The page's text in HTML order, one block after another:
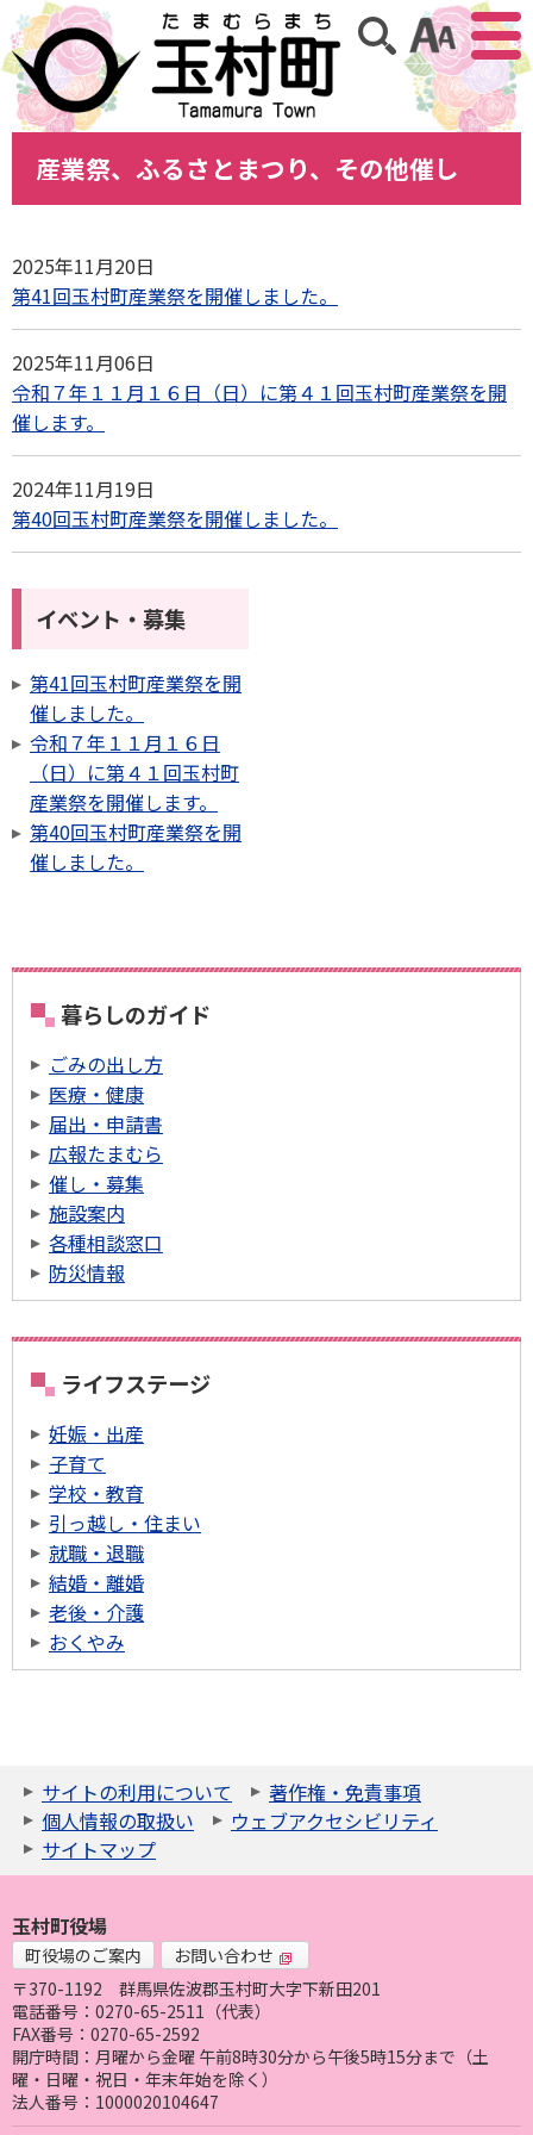
アクセ
サイト内検索
産業祭、ふるさとまつり、その他催し
2025年11月20日
第41回玉村町産業祭を開催しました。
2025年11月06日
令和７年１１月１６日（日）に第４１回玉村町産業祭を開
催します。
2024年11月19日
第40回玉村町産業祭を開催しました。
イベント・募集
第41回玉村町産業祭を開
催しました。
令和７年１１月１６日
（日）に第４１回玉村町
産業祭を開催します。
第40回玉村町産業祭を開
催しました。
暮らしのガイド
ごみの出し方
医療・健康
届出・申請書
広報たまむら
催し・募集
施設案内
各種相談窓口
防災情報
ライフステージ
妊娠・出産
子育て
学校・教育
引っ越し・住まい
就職・退職
結婚・離婚
老後・介護
おくやみ
サイトの利用について
著作権・免責事項
個人情報の取扱い
ウェブアクセシビリティ
サイトマップ
玉村町役場
町役場のご案内
お問い合わせ
〒370-1192
群馬県佐波郡玉村町大字下新田201
電話番号：0270-65-2511（代表）
FAX番号：0270-65-2592
開庁時間：月曜から金曜 午前8時30分から午後5時15分まで（土
曜・日曜・祝日・年末年始を除く）
法人番号：1000020104647